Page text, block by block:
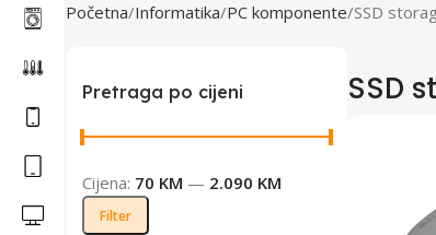
Početna Informatika PC komponente SSD
Pretraga po cijeni
Filter
Cijena: 70 KM — 2.090 KM
SSD